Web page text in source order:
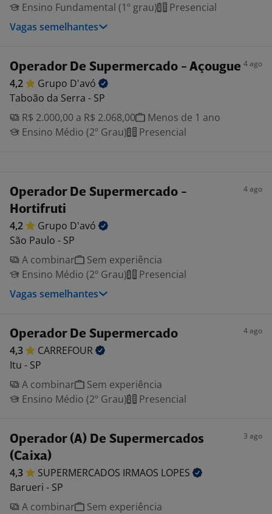
Ensino Fundamental (1º grau)
Presencial
Vagas semelhantes
Operador De Supermercado - Açougue 4 ago
4,2 Grupo D'avó
Taboão da Serra - SP
R$ 2.000,00 a R$ 2.068,00
Menos de 1 ano
Ensino Médio (2º Grau)
Presencial
Operador De Supermercado -
Hortifruti
4 ago
4,2 Grupo D'avó
São Paulo - SP
A combinar
Sem experiência
Ensino Médio (2º Grau)
Presencial
Vagas semelhantes
Operador De Supermercado 4 ago
4,3
CARREFOUR
Itu - SP
A combinar
Sem experiência
Ensino Médio (2º Grau)
Presencial
Operador (A) De Supermercados
(Caixa)
3 ago
4,3 SUPERMERCADOS IRMAOS LOPES
Barueri - SP
A combinar
Sem experiência